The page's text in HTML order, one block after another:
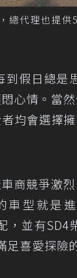
理也提供
假日總
心情。當
均會選擇
商競爭激
型就是
，並有
喜愛探險